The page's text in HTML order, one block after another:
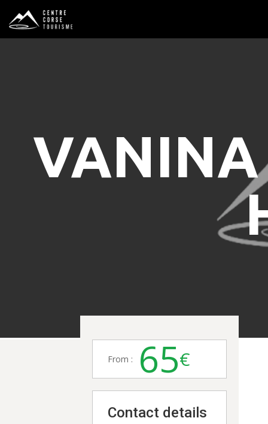
VANINA
From : 65€
Contact details